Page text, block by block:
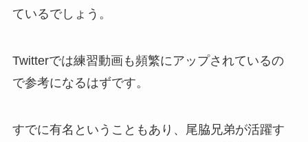
ているでしょう。
Twitterでは練習動画も頻繁にアップされているの
で参考になるはずです。
すでに有名ということもあり、尾脇兄弟が活躍す